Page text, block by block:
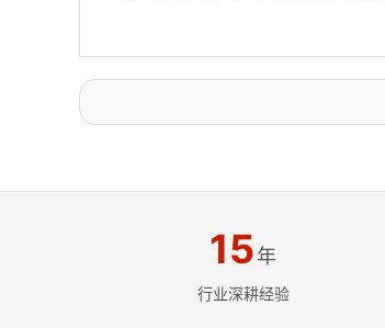
15年
行业深耕经验